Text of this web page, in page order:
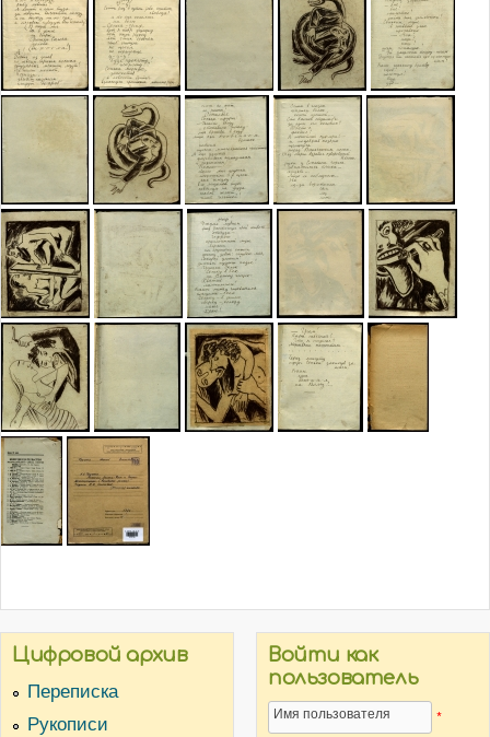
Цифровой архив
Переписка
Рукописи
Войти как
пользователь
Имя пользователя *